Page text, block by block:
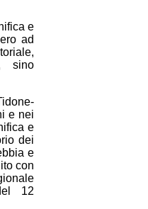
e
ad
sino
e nei
e
dei
e
con
12